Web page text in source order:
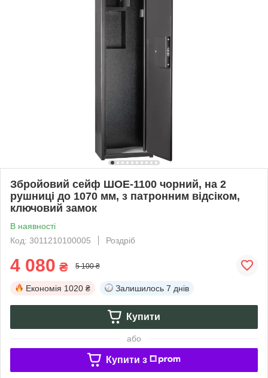
Збройовий сейф ШОЕ-1100 чорний, на 2
рушниці до 1070 мм, з патронним відсіком,
ключовий замок
В наявності
Код: 3011210100005
Роздріб
4 080 ₴ 5 100 ₴
Економія 1020 ₴ Залишилось 7 днів
Купити
або
Купити з